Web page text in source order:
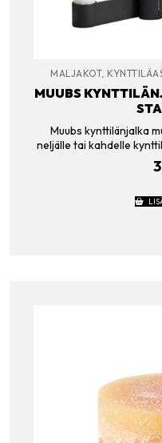
MALJAKOT,
MUUBS
Muubs kynttilänjalka
neljälle tai kahdelle